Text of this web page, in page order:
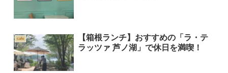
cafe
【箱根ランチ】おすすめの「ラ・テ
ラッツァ 芦ノ湖」で休日を満喫！